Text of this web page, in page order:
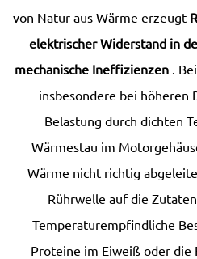
von Natur aus Wärme erzeugt
elektrischer Widerstand in
mechanische Ineffizienzen .
insbesondere bei höheren
Belastung durch dichten
Wärmestau im
Wärme nicht richtig
Rührwelle auf die
Temperaturempfindliche
Proteine ​​im Eiweiß oder die